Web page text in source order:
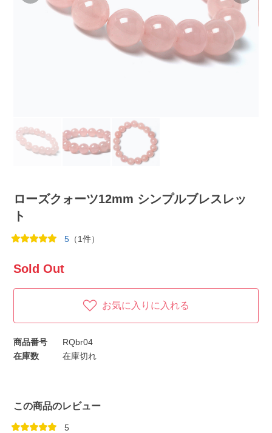
ローズクォーツ12mm シンプルブレスレッ
ト
5 （1件）
Sold Out
お気に入りに入れる
商品番号
RQbr04
在庫数
在庫切れ
この商品のレビュー
5